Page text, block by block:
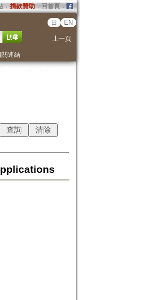
． 捐款贊助．回首頁．
日 EN
上一頁
關連結